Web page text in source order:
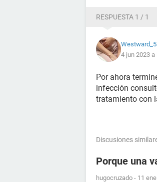
RESPUESTA 1 / 1
4 jun 2023 a
Por ahora
infección
tratamiento con
Discusiones
Porque una
hugocruzado - 11